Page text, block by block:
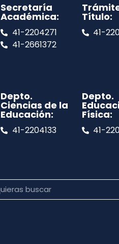
Secretaría
Académica:
41-2204271
41-2661372
Título:
41-
Depto.
Ciencias de la
Educación:
41-2204133
Depto.
Física:
41-